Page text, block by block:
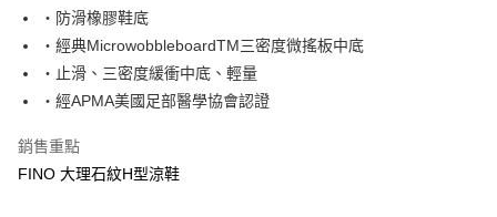
宅配
每筆NT$80，滿NT$1,000(含以上)免運費
‧防滑橡膠鞋底
‧經典MicrowobbleboardTM三密度微搖板中底
‧止滑、三密度緩衝中底、輕量
‧經APMA美國足部醫學協會認證
銷售重點
FINO 大理石紋H型涼鞋